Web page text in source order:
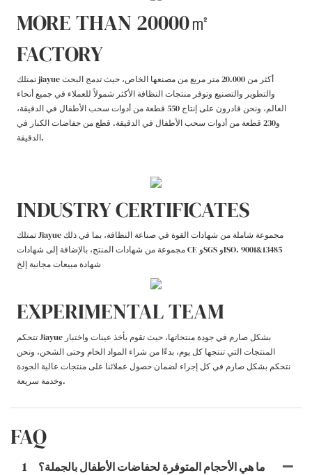
MORE THAN 20000㎡
FACTORY
تمتلك jiayue أكثر من 20.000 متر مربع من مصنعها الخاص، حيث تدمج البحث
والتطوير والتصنيع وتوفر منتجات النظافة الأكثر شمولاً للعملاء في جميع أنحاء
العالم، ونحن قادرون على إنتاج 550 قطعة من أدوات سحب الأطفال في الدقيقة،
و230 قطعة من أدوات سحب الأطفال في الدقيقة. قطع من حفاضات الكبار في
الدقيقة.
INDUSTRY CERTIFICATES
تمتلك Jiayue مجموعة شاملة من شهادات القوة في صناعة النظافة، بما في ذلك
مجموعة من شهادات المنتج، بالإضافة إلى شهادات CE وSGS وISO. 9001&13485
EXPERIMENTAL TEAM
تتحكم Jiayue بشكل صارم في جودة منتجاتها، حيث تقوم بأخذ عينات واختبار
المنتجات التي تنتجها كل يوم، بدءًا من شراء المواد الخام وحتى الشحن، ونحن
نتحكم بشكل صارم في كل إجراء لضمان حصول عملائنا على منتجات عالية الجودة
وخدمة سريعة.
FAQ
1 ما هي الأحجام المتوفرة لحفاضات الأطفال بالجملة؟